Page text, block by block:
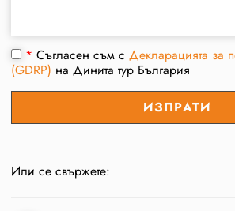
*Съгласен съм сДекларацията за
(GDRP) на Динита тур България
Или се свържете: